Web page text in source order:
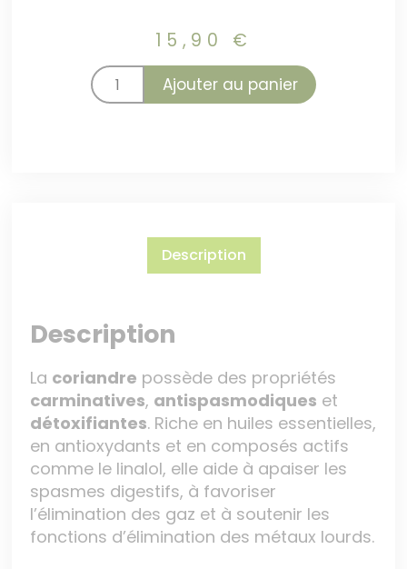
15,90 €
Ajouter au panier
Description
Description
La coriandre possède des propriétés
carminatives, antispasmodiques et
détoxifiantes. Riche en huiles essentielles,
en antioxydants et en composés actifs
comme le linalol, elle aide à apaiser les
spasmes digestifs, à favoriser
l’élimination des gaz et à soutenir les
fonctions d’élimination des métaux lourds.